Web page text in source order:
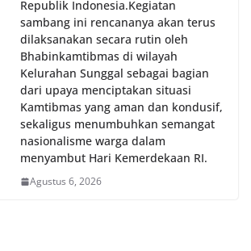
Republik Indonesia.‎Kegiatan
sambang ini rencananya akan terus
dilaksanakan secara rutin oleh
Bhabinkamtibmas di wilayah
Kelurahan Sunggal sebagai bagian
dari upaya menciptakan situasi
Kamtibmas yang aman dan kondusif,
sekaligus menumbuhkan semangat
nasionalisme warga dalam
menyambut Hari Kemerdekaan RI.
Agustus 6, 2026